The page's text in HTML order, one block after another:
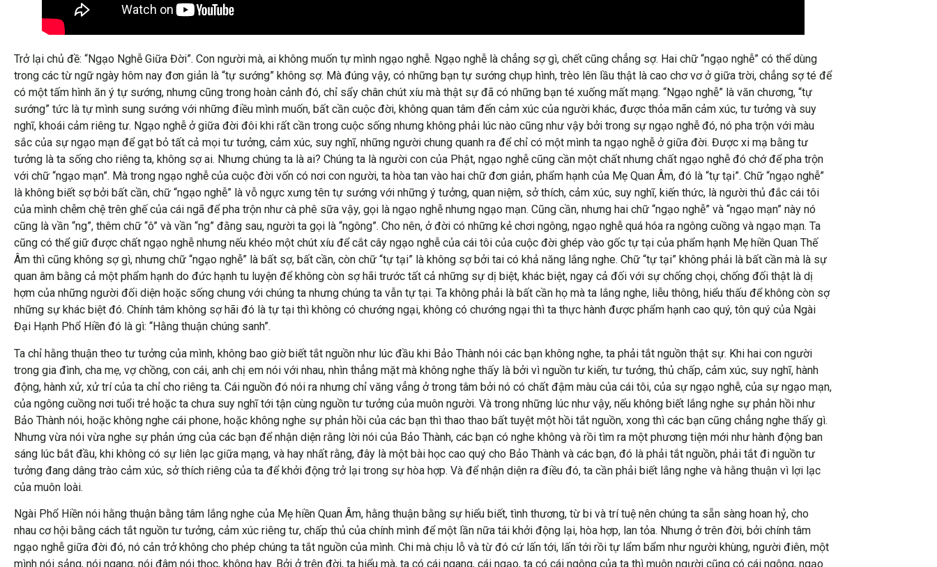
Trở lại chủ đề: “Ngạo Nghễ Giữa Đời”. Con người mà, ai không muốn tự mình ngạo nghễ. Ngạo nghễ là chẳng sợ gì, chết cũng chẳng sợ. Hai chữ “ngạo nghễ” có thể dùng
trong các từ ngữ ngày hôm nay đơn giản là “tự sướng” không sợ. Mà đúng vậy, có những bạn tự sướng chụp hình, trèo lên lầu thật là cao chơ vơ ở giữa trời, chẳng sợ té để
có một tấm hình ăn ý tự sướng, nhưng cũng trong hoàn cảnh đó, chỉ sẩy chân chút xíu mà thật sự đã có những bạn té xuống mất mạng. “Ngạo nghễ” là văn chương, “tự
sướng” tức là tự mình sung sướng với những điều mình muốn, bất cần cuộc đời, không quan tâm đến cảm xúc của người khác, được thỏa mãn cảm xúc, tư tưởng và suy
nghĩ, khoái cảm riêng tư. Ngạo nghễ ở giữa đời đôi khi rất cần trong cuộc sống nhưng không phải lúc nào cũng như vậy bởi trong sự ngạo nghễ đó, nó pha trộn với màu
sắc của sự ngạo mạn để gạt bỏ tất cả mọi tư tưởng, cảm xúc, suy nghĩ, những người chung quanh ra để chỉ có một mình ta ngạo nghễ ở giữa đời. Được xi mạ bằng tư
tưởng là ta sống cho riêng ta, không sợ ai. Nhưng chúng ta là ai? Chúng ta là người con của Phật, ngạo nghễ cũng cần một chất nhưng chất ngạo nghễ đó chớ để pha trộn
với chữ “ngạo mạn”. Mà trong ngạo nghễ của cuộc đời vốn có nơi con người, ta hòa tan vào hai chữ đơn giản, phẩm hạnh của Mẹ Quan Âm, đó là “tự tại”. Chữ “ngạo nghễ”
là không biết sợ bởi bất cần, chữ “ngạo nghễ” là vỗ ngực xưng tên tự sướng với những ý tưởng, quan niệm, sở thích, cảm xúc, suy nghĩ, kiến thức, là người thủ đắc cái tôi
của mình chễm chệ trên ghế của cái ngã để pha trộn như cà phê sữa vậy, gọi là ngạo nghễ nhưng ngạo mạn. Cũng cần, nhưng hai chữ “ngạo nghễ” và “ngạo mạn” này nó
cũng là vần “ng”, thêm chữ “ô” và vần “ng” đằng sau, người ta gọi là “ngông”. Cho nên, ở đời có những kẻ chơi ngông, ngạo nghễ quá hóa ra ngông cuồng và ngạo mạn. Ta
cũng có thể giữ được chất ngạo nghễ nhưng nếu khéo một chút xíu để cắt cây ngạo nghễ của cái tôi của cuộc đời ghép vào gốc tự tại của phẩm hạnh Mẹ hiền Quan Thế
Âm thì cũng không sợ gì, nhưng chữ “ngạo nghễ” là bất sợ, bất cần, còn chữ “tự tại” là không sợ bởi tai có khả năng lắng nghe. Chữ “tự tại” không phải là bất cần mà là sự
quan âm bằng cả một phẩm hạnh do đức hạnh tu luyện để không còn sợ hãi trước tất cả những sự dị biệt, khác biệt, ngay cả đối với sự chống chọi, chống đối thật là dị
hợm của những người đối diện hoặc sống chung với chúng ta nhưng chúng ta vẫn tự tại. Ta không phải là bất cần họ mà ta lắng nghe, liễu thông, hiểu thấu để không còn sợ
những sự khác biệt đó. Chính tâm không sợ hãi đó là tự tại thì không có chướng ngại, không có chướng ngại thì ta thực hành được phẩm hạnh cao quý, tôn quý của Ngài
Đại Hạnh Phổ Hiền đó là gì: “Hằng thuận chúng sanh”.
Ta chỉ hằng thuận theo tư tưởng của mình, không bao giờ biết tắt nguồn như lúc đầu khi Bảo Thành nói các bạn không nghe, ta phải tắt nguồn thật sự. Khi hai con người
trong gia đình, cha mẹ, vợ chồng, con cái, anh chị em nói với nhau, nhìn thẳng mặt mà không nghe thấy là bởi vì nguồn tư kiến, tư tưởng, thủ chấp, cảm xúc, suy nghĩ, hành
động, hành xử, xử trí của ta chỉ cho riêng ta. Cái nguồn đó nói ra nhưng chỉ văng vẳng ở trong tâm bởi nó có chất đậm màu của cái tôi, của sự ngạo nghễ, của sự ngạo mạn,
của ngông cuồng nơi tuổi trẻ hoặc ta chưa suy nghĩ tới tận cùng nguồn tư tưởng của muôn người. Và trong những lúc như vậy, nếu không biết lắng nghe sự phản hồi như
Bảo Thành nói, hoặc không nghe cái phone, hoặc không nghe sự phản hồi của các bạn thì thao thao bất tuyệt một hồi tắt nguồn, xong thì các bạn cũng chẳng nghe thấy gì.
Nhưng vừa nói vừa nghe sự phản ứng của các bạn để nhận diện rằng lời nói của Bảo Thành, các bạn có nghe không và rồi tìm ra một phương tiện mới như hành động ban
sáng lúc bắt đầu, khi không có sự liên lạc giữa mạng, và hay nhất rằng, đây là một bài học cao quý cho Bảo Thành và các bạn, đó là phải tắt nguồn, phải tắt đi nguồn tư
tưởng đang dâng trào cảm xúc, sở thích riêng của ta để khởi động trở lại trong sự hòa hợp. Và để nhận diện ra điều đó, ta cần phải biết lắng nghe và hằng thuận vì lợi lạc
của muôn loài.
Ngài Phổ Hiền nói hằng thuận bằng tâm lắng nghe của Mẹ hiền Quan Âm, hằng thuận bằng sự hiểu biết, tình thương, từ bi và trí tuệ nên chúng ta sẵn sàng hoan hỷ, cho
nhau cơ hội bằng cách tắt nguồn tư tưởng, cảm xúc riêng tư, chấp thủ của chính mình để một lần nữa tái khởi động lại, hòa hợp, lan tỏa. Nhưng ở trên đời, bởi chính tâm
ngạo nghễ giữa đời đó, nó cản trở không cho phép chúng ta tắt nguồn của mình. Chi mà chịu lỗ và từ đó cứ lấn tới, lấn tới rồi tự lẩm bẩm như người khùng, người điên, một
mình nói sảng, nói ngang, nói đâm nói thọc, không hay. Bởi ở trên đời, ta hiểu mà, ta có cái ngang, cái ngạo, ta có cái ngông của ta thì muôn người cũng có cái ngông, ngạo